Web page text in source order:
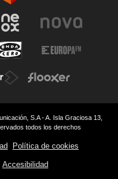
S.A - A. Isla Graciosa 13,
todos los derechos
Política de cookies
Accesibilidad